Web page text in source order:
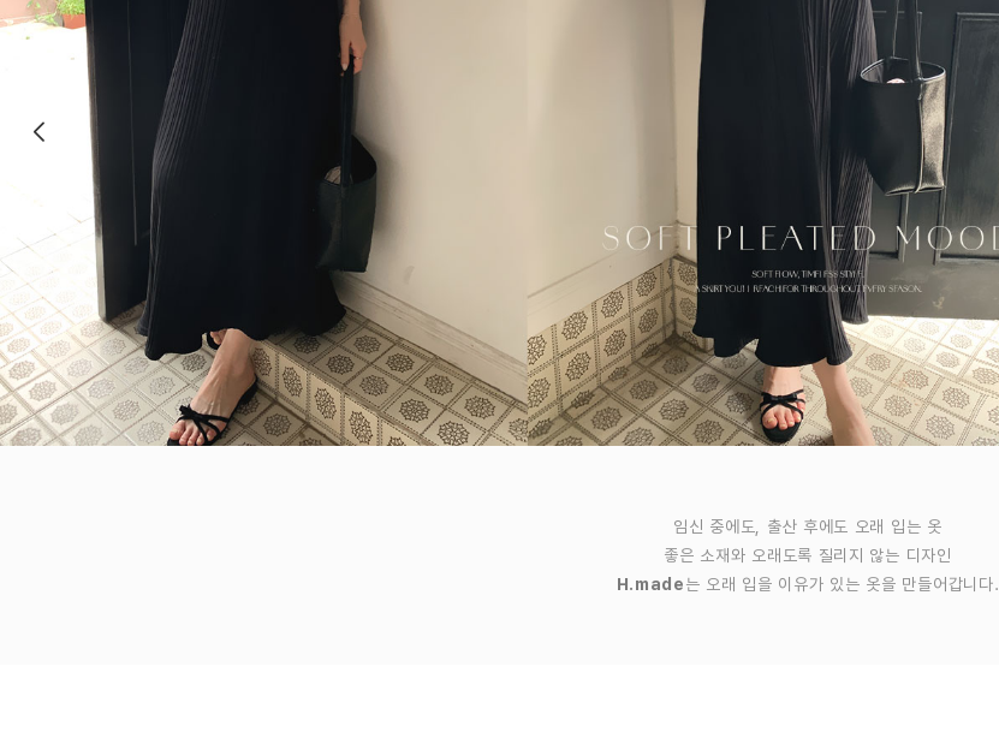
임신 중에도, 출산 후에도 오래 입는 옷
좋은 소재와 오래도록 질리지 않는 디자인
H.made는 오래 입을 이유가 있는 옷을 만들어갑니다.